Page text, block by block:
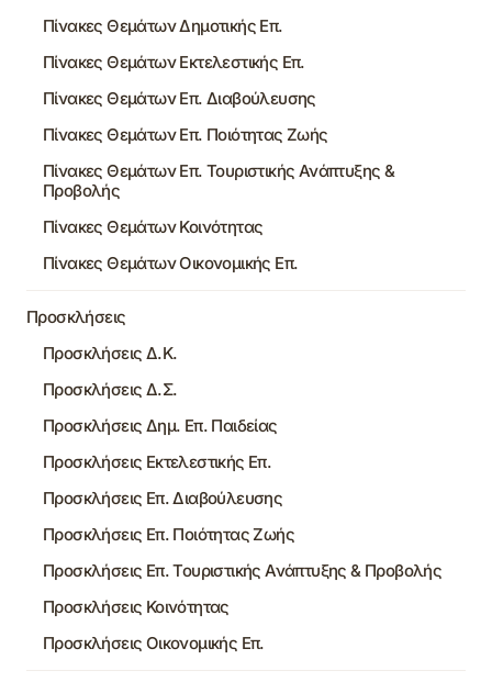
Πίνακες Θεμάτων Δημοτικής Επ.
Πίνακες Θεμάτων Εκτελεστικής Επ.
Πίνακες Θεμάτων Επ. Διαβούλευσης
Πίνακες Θεμάτων Επ. Ποιότητας Ζωής
Πίνακες Θεμάτων Επ. Τουριστικής Ανάπτυξης &
Προβολής
Πίνακες Θεμάτων Κοινότητας
Πίνακες Θεμάτων Οικονομικής Επ.
Προσκλήσεις
Προσκλήσεις Δ.Κ.
Προσκλήσεις Δ.Σ.
Προσκλήσεις Δημ. Επ. Παιδείας
Προσκλήσεις Εκτελεστικής Επ.
Προσκλήσεις Επ. Διαβούλευσης
Προσκλήσεις Επ. Ποιότητας Ζωής
Προσκλήσεις Επ. Τουριστικής Ανάπτυξης & Προβολής
Προσκλήσεις Κοινότητας
Προσκλήσεις Οικονομικής Επ.